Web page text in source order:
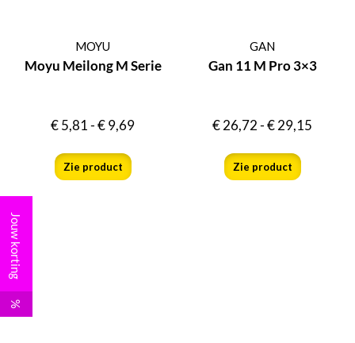
MOYU
Moyu Meilong M Serie
€5,81-€9,69
Zie product
GAN
Gan 11 M Pro 3×3
€26,72-€29,15
Zie product
Jouw korting
%